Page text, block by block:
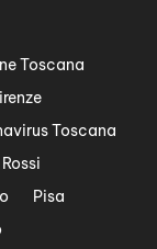
Toscana
Toscana
Pisa